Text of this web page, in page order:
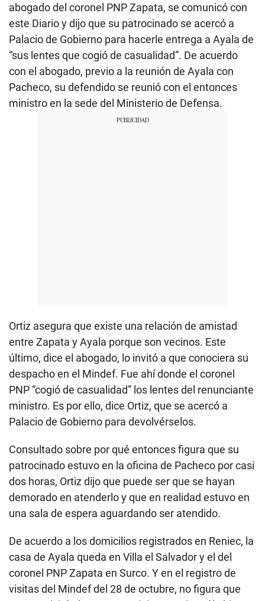
abogado del coronel PNP Zapata, se comunicó con
este Diario y dijo que su patrocinado se acercó a
Palacio de Gobierno para hacerle entrega a Ayala de
“sus lentes que cogió de casualidad”. De acuerdo
con el abogado, previo a la reunión de Ayala con
Pacheco, su defendido se reunió con el entonces
ministro en la sede del Ministerio de Defensa.
Ortiz asegura que existe una relación de amistad
entre Zapata y Ayala porque son vecinos. Este
último, dice el abogado, lo invitó a que conociera su
despacho en el Mindef. Fue ahí donde el coronel
PNP “cogió de casualidad” los lentes del renunciante
ministro. Es por ello, dice Ortiz, que se acercó a
Palacio de Gobierno para devolvérselos.
Consultado sobre por qué entonces figura que su
patrocinado estuvo en la oficina de Pacheco por casi
dos horas, Ortiz dijo que puede ser que se hayan
demorado en atenderlo y que en realidad estuvo en
una sala de espera aguardando ser atendido.
De acuerdo a los domicilios registrados en Reniec, la
casa de Ayala queda en Villa el Salvador y el del
coronel PNP Zapata en Surco. Y en el registro de
visitas del Mindef del 28 de octubre, no figura que